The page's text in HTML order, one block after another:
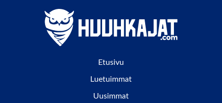
Etusivu
Luetuimmat
Uusimmat